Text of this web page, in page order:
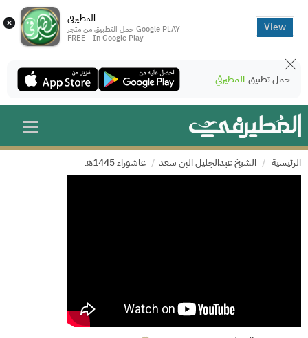
× المطيرفي
حمل التطبيق من متجر Google PLAY
FREE - In Google Play
View
حمل تطبيق المطيرفي
الرئيسية الشيخ عبدالجليل البن سعد عاشوراء 1445هـ